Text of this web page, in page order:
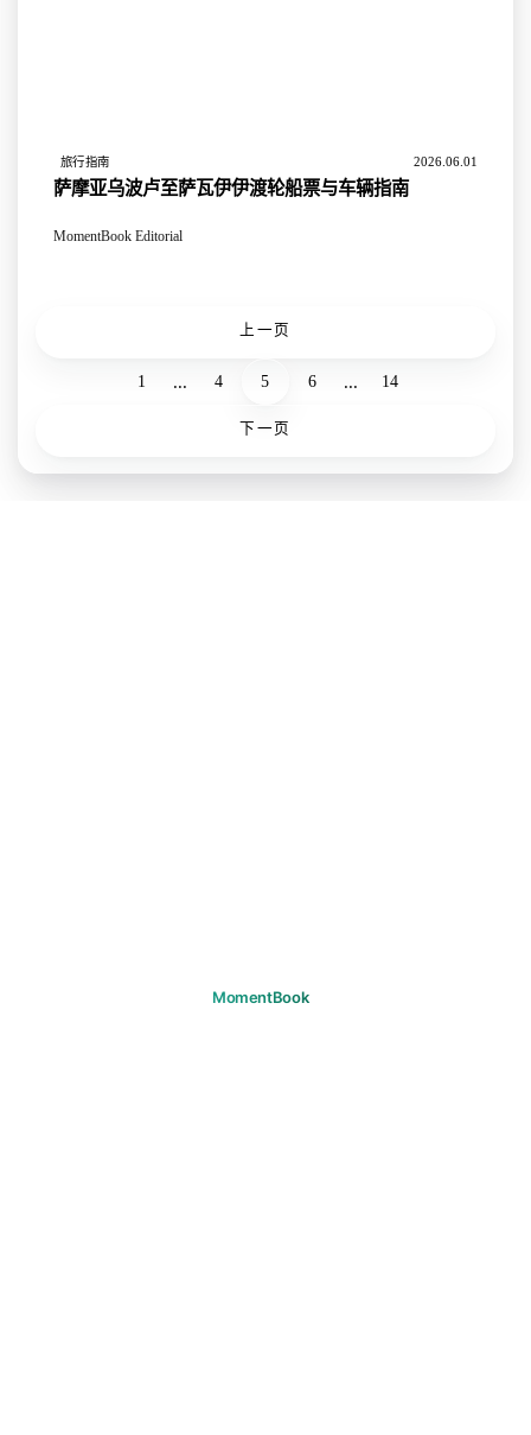
旅行指南 2026.06.01
萨摩亚乌波卢至萨瓦伊伊渡轮船票与车辆指南
MomentBook Editorial
上一页
1 ... 4 5 6 ... 14
下一页